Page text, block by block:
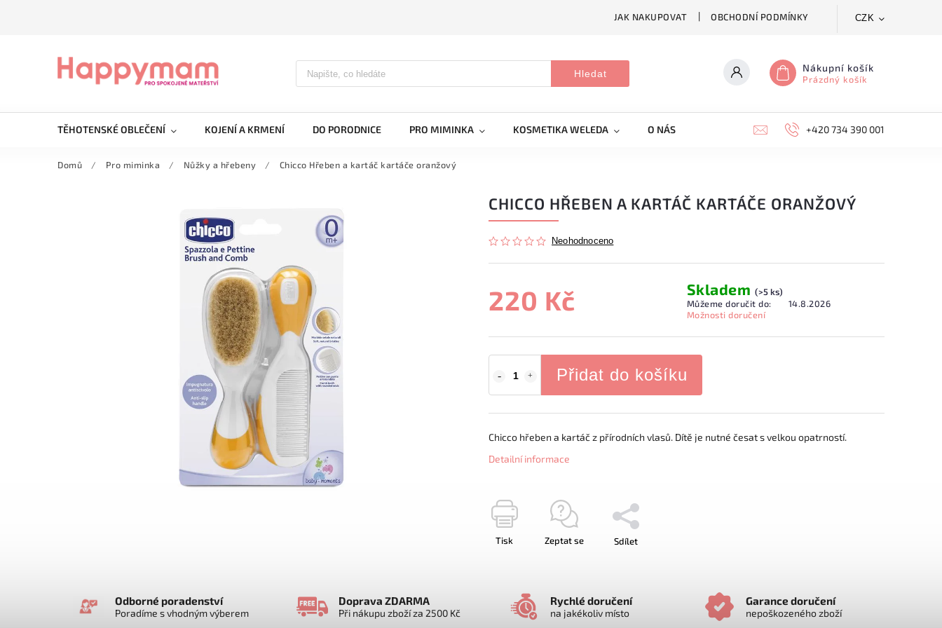
JAK NAKUPOVAT OBCHODNÍ PODMÍNKY CZK
Hledat Nákupní košík
Prázdný košík
TĚHOTENSKÉ OBLEČENÍ KOJENÍ A KRMENÍ DO PORODNICE PRO MIMINKA KOSMETIKA WELEDA O NÁS +420 734 390 001
Domů / Pro miminka / Nůžky a hřebeny / Chicco Hřeben a kartáč kartáče oranžový
CHICCO HŘEBEN A KARTÁČ KARTÁČE ORANŽOVÝ
Neohodnoceno
220 Kč Skladem (>5 ks)
Můžeme doručit do:
14.8.2026
Možnosti doručení
Přidat do košíku
Chicco hřeben a kartáč z přírodních vlasů. Dítě je nutné česat s velkou opatrností.
Detailní informace
Tisk Zeptat se Sdílet
Odborné poradenství
Poradíme s vhodným výberem
Doprava ZDARMA
Při nákupu zboží za 2500 Kč
Rychlé doručení
na jakékoliv místo
Garance doručení
nepoškozeného zboží